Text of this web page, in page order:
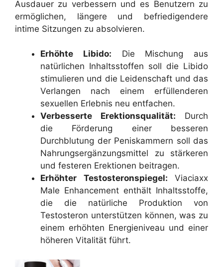
Ausdauer zu verbessern und es Benutzern zu
ermöglichen, längere und befriedigendere
intime Sitzungen zu absolvieren.
Erhöhte Libido: Die Mischung aus
natürlichen Inhaltsstoffen soll die Libido
stimulieren und die Leidenschaft und das
Verlangen nach einem erfüllenderen
sexuellen Erlebnis neu entfachen.
Verbesserte Erektionsqualität: Durch
die Förderung einer besseren
Durchblutung der Peniskammern soll das
Nahrungsergänzungsmittel zu stärkeren
und festeren Erektionen beitragen.
Erhöhter Testosteronspiegel: Viaciaxx
Male Enhancement enthält Inhaltsstoffe,
die die natürliche Produktion von
Testosteron unterstützen können, was zu
einem erhöhten Energieniveau und einer
höheren Vitalität führt.